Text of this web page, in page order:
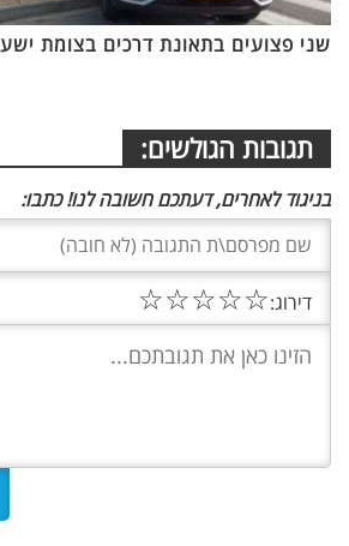
שני פצועים בתאונת דרכים בצומת ישעי
תגובות הגולשים:
בניגוד לאחרים, דעתכם חשובה לנו! כתבו:
דירוג:☆
☆
☆
☆
☆